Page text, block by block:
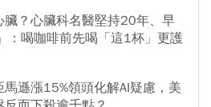
？心臟科名醫堅持20年、早
：喝咖啡前先喝「這1杯」更護
遜漲15%領頭化解AI疑慮，美